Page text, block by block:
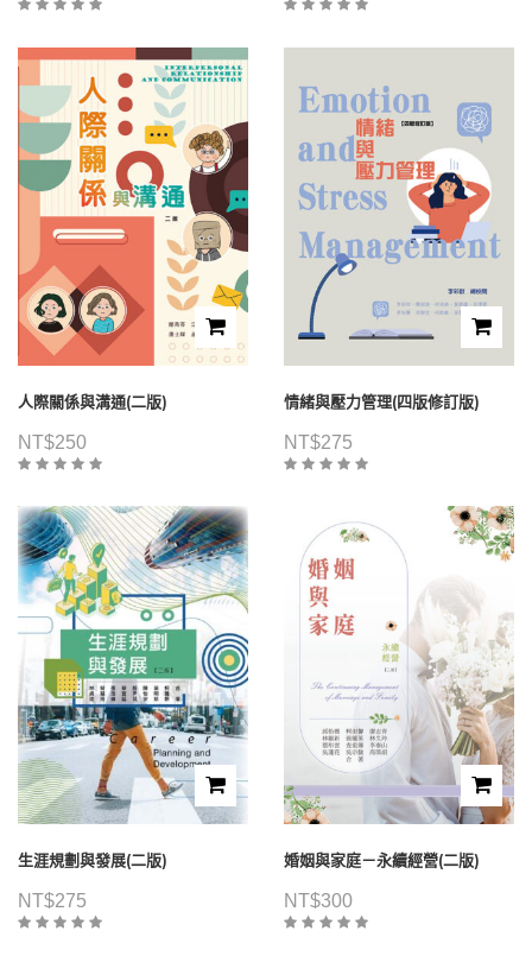
人際關係與溝通(二版)
NT$250
情緒與壓力管理(四版修訂版)
NT$275
生涯規劃與發展(二版)
NT$275
婚姻與家庭－永續經營(二版)
NT$300